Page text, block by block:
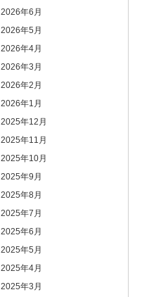
2026年6月
2026年5月
2026年4月
2026年3月
2026年2月
2026年1月
2025年12月
2025年11月
2025年10月
2025年9月
2025年8月
2025年7月
2025年6月
2025年5月
2025年4月
2025年3月